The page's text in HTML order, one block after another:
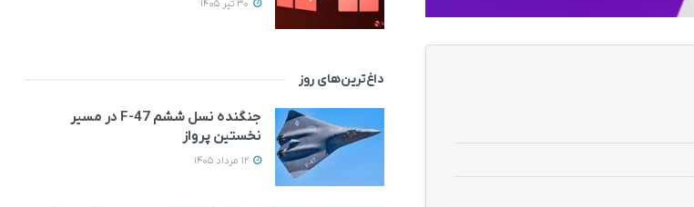
داغ‌ترین‌های روز
جنگنده نسل ششم F-47 در مسیر
نخستین پرواز